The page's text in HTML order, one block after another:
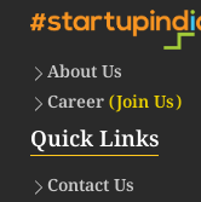
About Us
Career(Join Us)
Quick Links
Contact Us